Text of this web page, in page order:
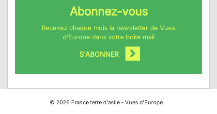
Abonnez-vous
Recevez chaque mois la newsletter de Vues
d’Europe dans votre boîte mail
S'ABONNER
© 2026France terre d'asile - Vues d'Europe